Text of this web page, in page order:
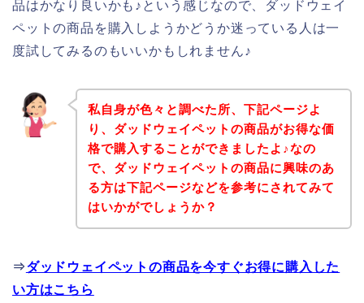
品はかなり良いかも♪という感じなので、ダッドウェイ
ペットの商品を購入しようかどうか迷っている人は一
度試してみるのもいいかもしれません♪
私自身が色々と調べた所、下記ページよ
り、ダッドウェイペットの商品がお得な価
格で購入することができましたよ♪なの
で、ダッドウェイペットの商品に興味のあ
る方は下記ページなどを参考にされてみて
はいかがでしょうか？
⇒ダッドウェイペットの商品を今すぐお得に購入した
い方はこちら